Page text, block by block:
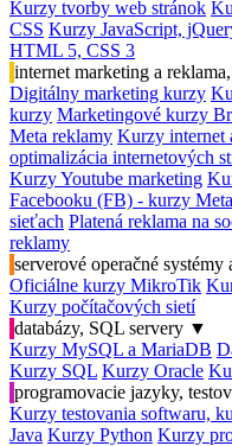
Kurzy tvorby web stránok
CSS Kurzy JavaScript,
HTML 5, CSS 3
internet marketing a
Digitálny marketing kurzy
kurzy Marketingové kurzy
Meta reklamy Kurzy internet
optimalizácia internetových
Kurzy Youtube marketing
Facebooku (FB) - kurzy
sieťach Platená reklama na
reklamy
serverové operačné systémy
Oficiálne kurzy MikroTik
Kurzy počítačových sietí
databázy, SQL servery ▼
Kurzy MySQL a MariaDB
Kurzy SQL Kurzy Oracle
programovacie jazyky,
Kurzy testovania softwaru,
Java Kurzy Python Kurzy